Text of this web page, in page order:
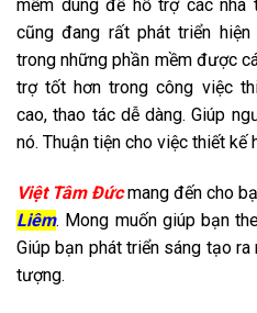
mềm dùng để hỗ trợ các
cũng đang rất phát triển hiện
trong những phần mềm được
trợ tốt hơn trong công việc
cao, thao tác dễ dàng. Giúp
nó. Thuận tiện cho việc thiết kế
Việt Tâm Đứcmang đến cho
Liêm. Mong muốn giúp bạn
Giúp bạn phát triển sáng tạo
tượng.